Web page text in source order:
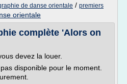
de danse orientale / premiers
orientale
complète 'Alors on
devez la louer.
disponible pour le moment.